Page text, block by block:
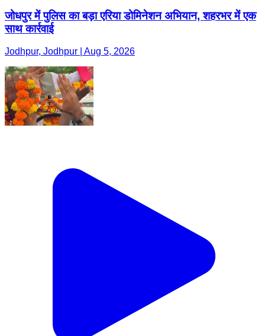
जोधपुर में पुलिस का बड़ा एरिया डोमिनेशन अभियान, शहरभर में एक
साथ कार्रवाई
Jodhpur, Jodhpur | Aug 5, 2026